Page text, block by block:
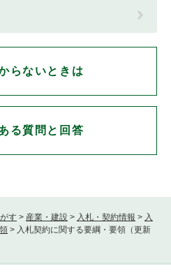
す > 産業・建設 > 入札・契約情報 > 入
> 入札契約に関する要綱・要領（更新
らないときは
る質問と回答